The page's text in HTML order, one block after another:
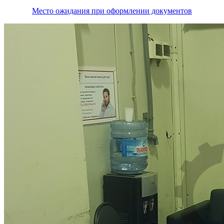
Место ожидания при оформлении документов